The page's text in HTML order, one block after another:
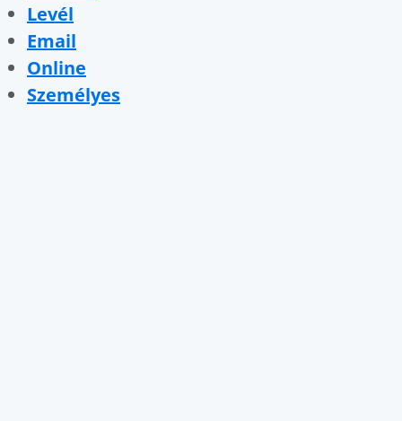
Levél
Email
Online
Személyes